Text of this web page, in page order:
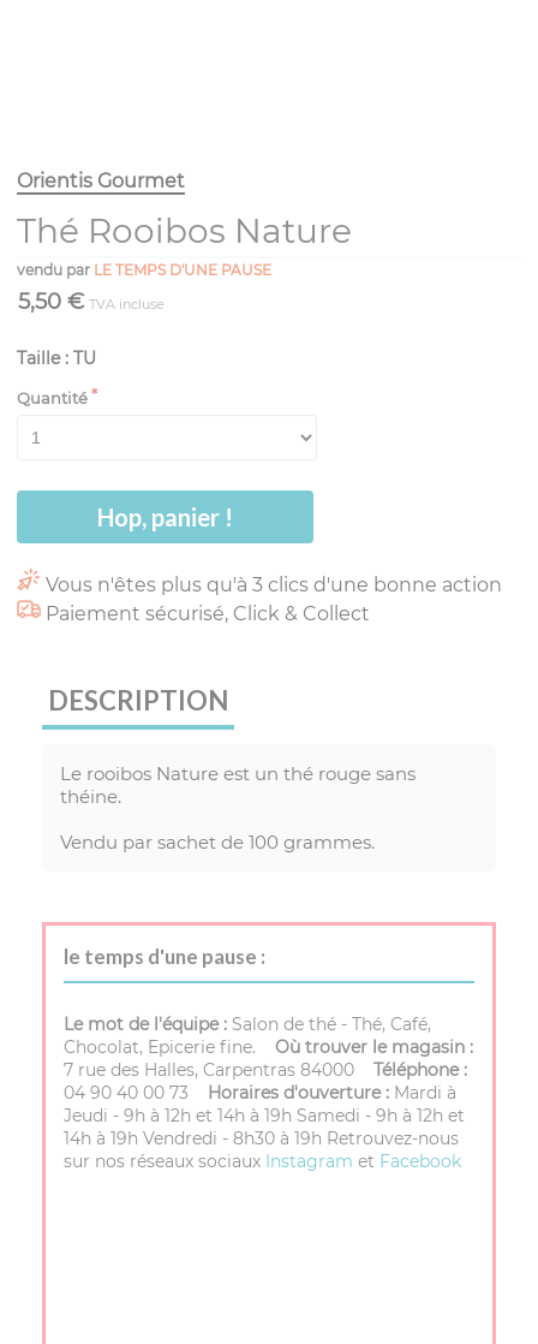
Orientis Gourmet
Thé Rooibos Nature
vendu par LE TEMPS D'UNE PAUSE
5,50 € TVA incluse
Taille : TU
Quantité
Hop, panier !
Vous n'êtes plus qu'à 3 clics d'une bonne action
Paiement sécurisé, Click & Collect
DESCRIPTION
Le rooibos Nature est un thé rouge sans
théine.
Vendu par sachet de 100 grammes.
le temps d'une pause :
Le mot de l'équipe : Salon de thé - Thé, Café,
Chocolat, Epicerie fine. Où trouver le magasin :
7 rue des Halles, Carpentras 84000 Téléphone :
04 90 40 00 73
Horaires d'ouverture : Mardi à
Jeudi - 9h à 12h et 14h à 19h Samedi - 9h à 12h et
14h à 19h Vendredi - 8h30 à 19h Retrouvez-nous
sur nos réseaux sociaux Instagram et Facebook